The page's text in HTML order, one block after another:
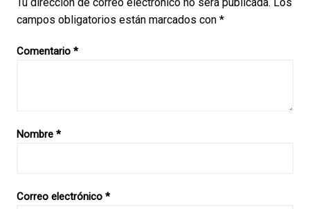
campos obligatorios están marcados con *
Comentario *
Nombre *
Correo electrónico *